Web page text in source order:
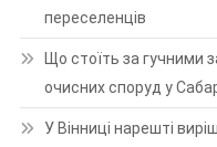
переселенців
Що стоїть за гучними
очисних споруд у
У Вінниці нарешті